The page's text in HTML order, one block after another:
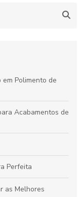
Polimento de
Acabamentos de
Perfeita
as Melhores